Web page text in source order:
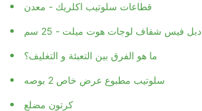
قطاعات سلوتيب اكلريك - معدن
دبل فيس شفاف لوجات هوت ميلت - 25 سم
ما هو الفرق بين التعبئة و التغليف؟
سلوتيب مطبوع عرض خاص 2 بوصه
كرتون مضلع